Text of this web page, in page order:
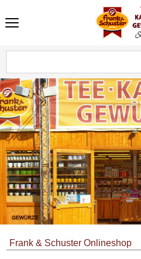
Frank & Schuster Onlineshop